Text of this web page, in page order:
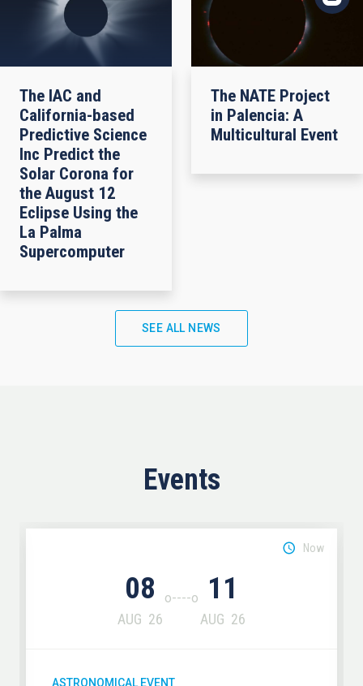
The IAC and
California-based
Predictive Science
Inc Predict the
Solar Corona for
the August 12
Eclipse Using the
La Palma
Supercomputer
The NATE Project
in Palencia: A
Multicultural Event
SEE ALL NEWS
Events
08
AUG 26
11
AUG 26
Now
ASTRONOMICAL EVENT